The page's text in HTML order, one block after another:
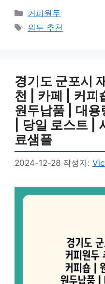
카
테
커피원두
태
원두 추천
경기도 군포시
천 | 카페 | 커피
원두납품 | 대
| 당일 로스트 |
료샘플
2024-12-28 작성자: